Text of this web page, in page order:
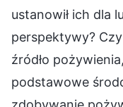
ustanowił ich dla
perspektywy?
źródło
podstawowe